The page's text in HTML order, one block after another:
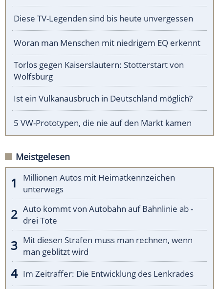
Diese TV-Legenden sind bis heute unvergessen
Woran man Menschen mit niedrigem EQ erkennt
Torlos gegen Kaiserslautern: Stotterstart von
Wolfsburg
Ist ein Vulkanausbruch in Deutschland möglich?
5 VW-Prototypen, die nie auf den Markt kamen
Meistgelesen
Millionen Autos mit Heimatkennzeichen
unterwegs
Auto kommt von Autobahn auf Bahnlinie ab -
drei Tote
Mit diesen Strafen muss man rechnen, wenn
man geblitzt wird
Im Zeitraffer: Die Entwicklung des Lenkrades